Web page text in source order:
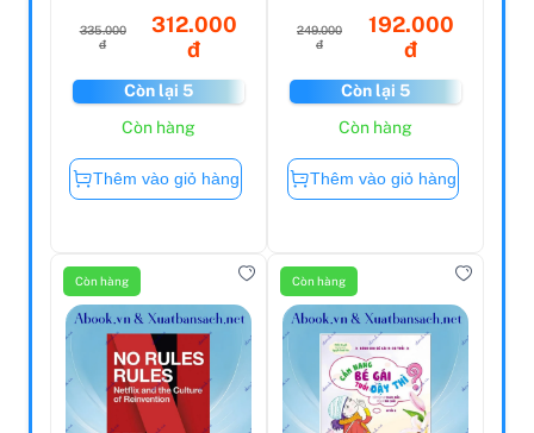
335.000
đ
312.000
đ
Còn lại 5
Còn hàng
Thêm vào giỏ hàng
249.000
đ
192.000
đ
Còn lại 5
Còn hàng
Thêm vào giỏ hàng
Còn hàng Còn hàng